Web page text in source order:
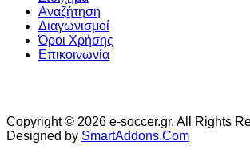
Αναζήτηση
Διαγωνισμοί
Όροι Χρήσης
Επικοινωνία
Copyright © 2026 e-soccer.gr. All Rights
Designed by SmartAddons.Com